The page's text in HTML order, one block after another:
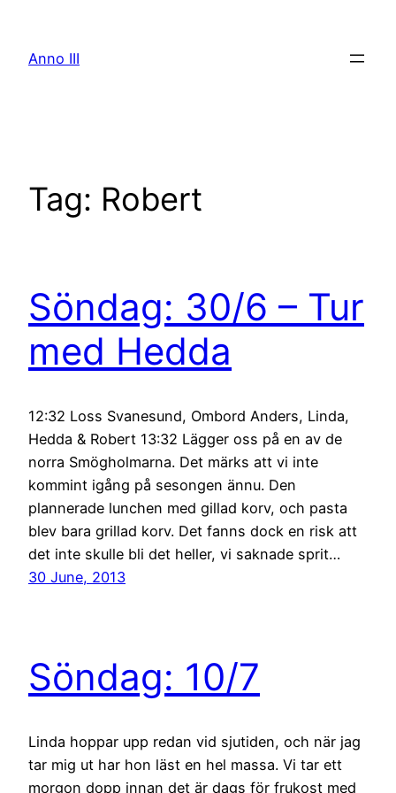
content
Anno III
Tag: Robert
Söndag: 30/6 – Tur
med Hedda
12:32 Loss Svanesund, Ombord Anders, Linda,
Hedda & Robert 13:32 Lägger oss på en av de
norra Smögholmarna. Det märks att vi inte
kommint igång på sesongen ännu. Den
plannerade lunchen med gillad korv, och pasta
blev bara grillad korv. Det fanns dock en risk att
det inte skulle bli det heller, vi saknade sprit…
30 June, 2013
Söndag: 10/7
Linda hoppar upp redan vid sjutiden, och när jag
tar mig ut har hon läst en hel massa. Vi tar ett
morgon dopp innan det är dags för frukost med